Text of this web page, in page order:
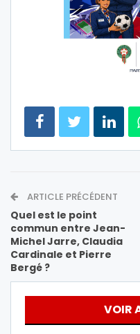
ARTICLE PRÉCÉDENT
Quel est le point
commun entre Jean-
Michel Jarre, Claudia
Cardinale et Pierre
Bergé ?
VOIR